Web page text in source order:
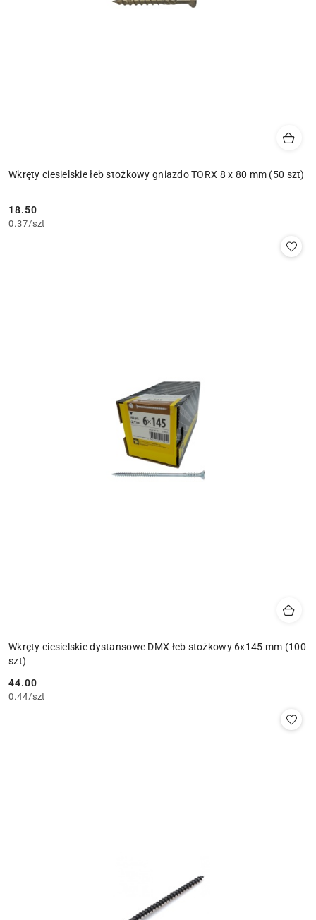
Wkręty ciesielskie łeb stożkowy gniazdo TORX 8 x 80 mm (50 szt)
Cena:
18.50
0.37/szt
Wkręty ciesielskie dystansowe DMX łeb stożkowy 6x145 mm (100
szt)
Cena:
44.00
0.44/szt